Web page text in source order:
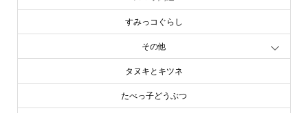
すみっコぐらし
その他
タヌキとキツネ
たべっ子どうぶつ